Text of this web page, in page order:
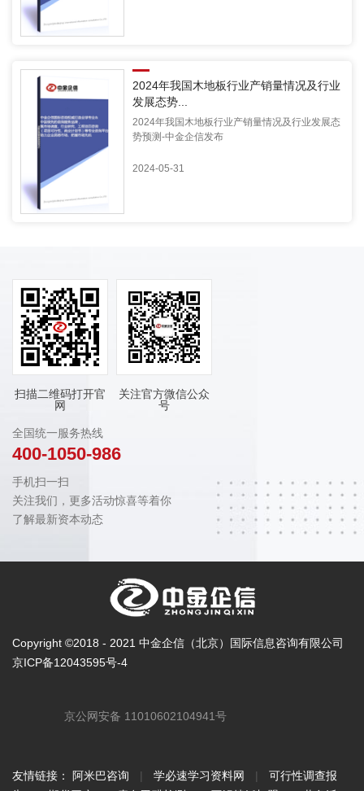
2024年我国木地板行业产销量情况及行业
发展态势...
2024年我国木地板行业产销量情况及行业发展态
势预测-中金企信发布
2024-05-31
扫描二维码打开官
网
关注官方微信公众
号
全国统一服务热线
400-1050-986
手机扫一扫
关注我们，更多活动惊喜等着你
了解最新资本动态
Copyright ©2018 - 2021 中金企信（北京）国际信息咨询有限公司
京ICP备12043595号-4
京公网安备 11010602104941号
友情链接： 阿米巴咨询 | 学必速学习资料网 |
可行性调查报